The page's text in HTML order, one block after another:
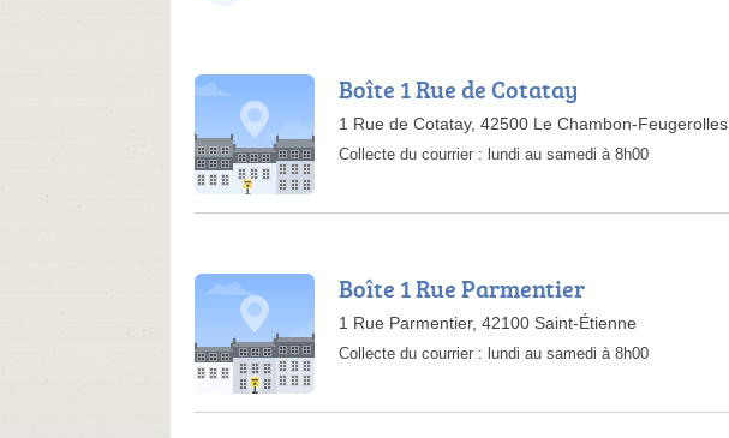
Boîte 1 Rue de Cotatay
1 Rue de Cotatay, 42500 Le Chambon-Feugerolles
Collecte du courrier : lundi au samedi à 8h00
Boîte 1 Rue Parmentier
1 Rue Parmentier, 42100 Saint-Étienne
Collecte du courrier : lundi au samedi à 8h00